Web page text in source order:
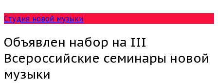
Студия новой музыки
Объявлен набор на III
Всероссийские семинары новой
музыки